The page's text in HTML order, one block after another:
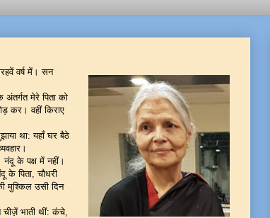
वर्ष में। सन
मेरे पिता को
कर। वहीं किराए
था: यहाँ घर बैठे
के पक्ष में नहीं।
के पिता, चौधरी
मुश्किल उसी दिन
भाती थीं: कंचे,